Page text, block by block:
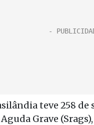
teve 258
Grave